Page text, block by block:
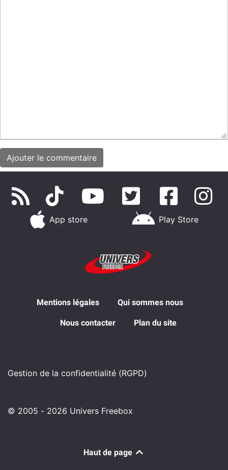
App store Play Store
Mentions légales Qui sommes nous
Nous contacter Plan du site
Gestion de la confidentialité (RGPD)
© 2005 - 2026 Univers Freebox
Haut de page